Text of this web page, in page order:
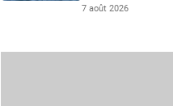
7 août 2026